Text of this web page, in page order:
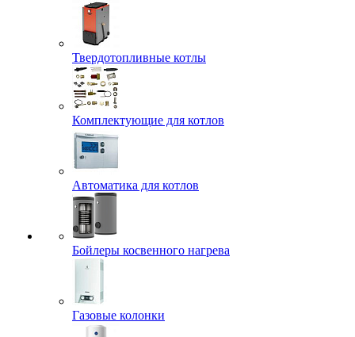
Твердотопливные котлы
Комплектующие для котлов
Автоматика для котлов
Бойлеры косвенного нагрева
Газовые колонки